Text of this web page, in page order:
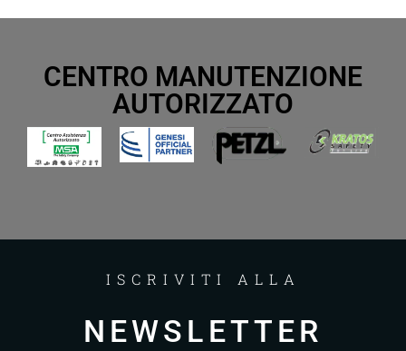
CENTRO MANUTENZIONE
AUTORIZZATO
ISCRIVITI ALLA
NEWSLETTER